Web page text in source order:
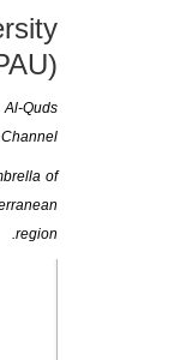
Quds
of
region.